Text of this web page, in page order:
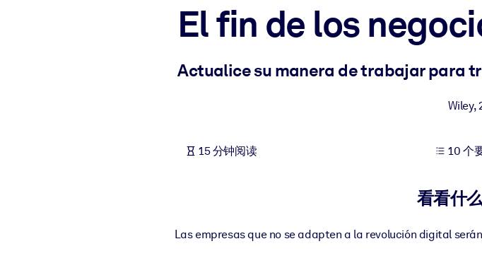
利用可靠、结构化的知识为您的人工智能系统提供动力，以改善输出结果。
El fin de los
Actualice su manera de trabajar para
Wiley,
15 分钟阅读 10 个
看看什
Las empresas que no se adapten a la revolución digital